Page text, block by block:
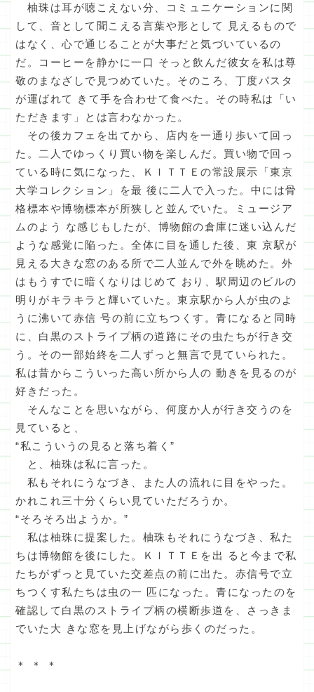
柚珠は耳が聴こえない分、コミュニケーションに関
して、音として聞こえる言葉や形として 見えるもので
はなく、心で通じることが大事だと気づいているの
だ。コーヒーを静かに一口 そっと飲んだ彼女を私は尊
敬のまなざしで見つめていた。そのころ、丁度パスタ
が運ばれて きて手を合わせて食べた。その時私は「い
ただきます」とは言わなかった。
その後カフェを出てから、店内を一通り歩いて回っ
た。二人でゆっくり買い物を楽しんだ。買い物で回っ
ている時に気になった、ＫＩＴＴＥの常設展示「東京
大学コレクション」を最 後に二人で入った。中には骨
格標本や博物標本が所狭しと並んでいた。ミュージア
ムのよう な感じもしたが、博物館の倉庫に迷い込んだ
ような感覚に陥った。全体に目を通した後、東 京駅が
見える大きな窓のある所で二人並んで外を眺めた。外
はもうすでに暗くなりはじめて おり、駅周辺のビルの
明りがキラキラと輝いていた。東京駅から人が虫のよ
うに沸いて赤信 号の前に立ちつくす。青になると同時
に、白黒のストライプ柄の道路にその虫たちが行き交
う。その一部始終を二人ずっと無言で見ていられた。
私は昔からこういった高い所から人の 動きを見るのが
好きだった。
そんなことを思いながら、何度か人が行き交うのを
見ていると、
“私こういうの見ると落ち着く”
と、柚珠は私に言った。
私もそれにうなづき、また人の流れに目をやった。
かれこれ三十分くらい見ていただろうか。
“そろそろ出ようか。”
私は柚珠に提案した。柚珠もそれにうなづき、私た
ちは博物館を後にした。ＫＩＴＴＥを出 ると今まで私
たちがずっと見ていた交差点の前に出た。赤信号で立
ちつくす私たちは虫の一 匹になった。青になったのを
確認して白黒のストライプ柄の横断歩道を、さっきま
でいた大 きな窓を見上げながら歩くのだった。
＊ ＊ ＊